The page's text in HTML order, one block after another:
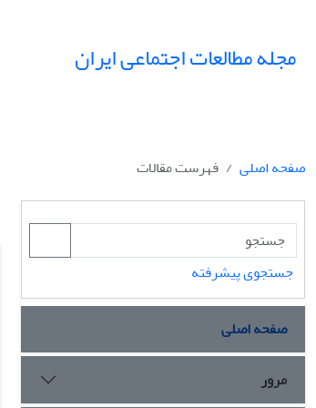
مجله مطالعات اجتماعی ایران
صفحه اصلی
فهرست مقالات
جستجوی پیشرفته
صفحه اصلی
مرور